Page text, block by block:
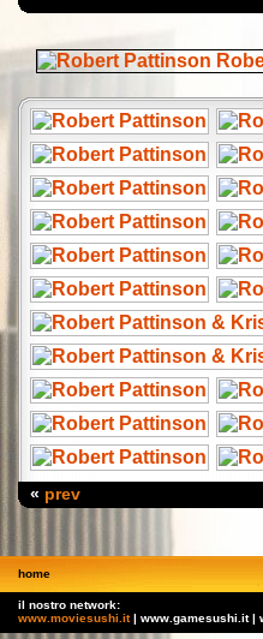
« prev
home
il nostro network:
www.moviesushi.it| www.gamesushi.it |